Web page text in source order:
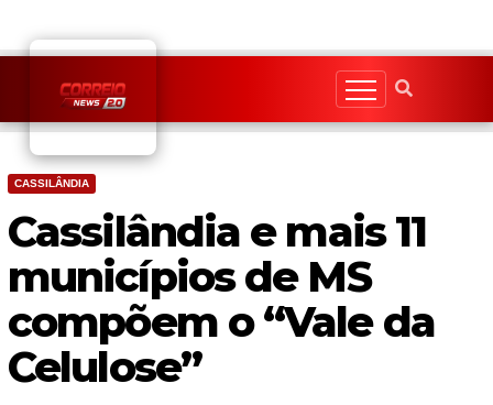
content
CASSILÂNDIA
Cassilândia e mais 11
municípios de MS
compõem o “Vale da
Celulose”